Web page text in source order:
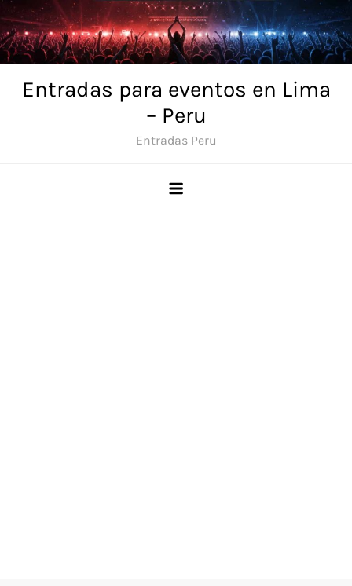
Skip
to
content
Entradas para eventos en Lima
– Peru
Entradas Peru